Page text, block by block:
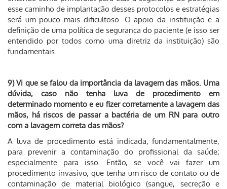
esse caminho de implantação desses protocolos e estratégias
será um pouco mais dificultoso. O apoio da instituição e a
definição de uma política de segurança do paciente (e isso ser
entendido por todos como uma diretriz da instituição) são
fundamentais.
9) Vi que se falou da importância da lavagem das mãos. Uma
dúvida, caso não tenha luva de procedimento em
determinado momento e eu fizer corretamente a lavagem das
mãos, há riscos de passar a bactéria de um RN para outro
com a lavagem correta das mãos?
A luva de procedimento está indicada, fundamentalmente,
para prevenir a contaminação do profissional da saúde;
especialmente para isso. Então, se você vai fazer um
procedimento invasivo, que tenha um risco de contato ou de
contaminação de material biológico (sangue, secreção e